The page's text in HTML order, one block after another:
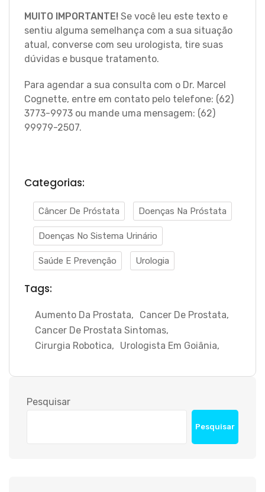
MUITO IMPORTANTE! Se você leu este texto e
sentiu alguma semelhança com a sua situação
atual, converse com seu urologista, tire suas
dúvidas e busque tratamento.
Para agendar a sua consulta com o Dr. Marcel
Cognette, entre em contato pelo telefone: (62)
3773-9973 ou mande uma mensagem: (62)
99979-2507.
Categorias:
Câncer De Próstata Doenças Na Próstata
Doenças No Sistema Urinário
Saúde E Prevenção Urologia
Tags:
Aumento Da Prostata, Cancer De Prostata,
Cancer De Prostata Sintomas,
Cirurgia Robotica, Urologista Em Goiânia,
Pesquisar
Pesquisar